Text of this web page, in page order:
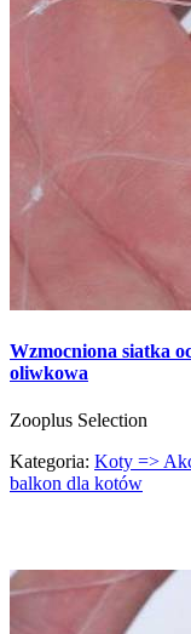
Wzmocniona siatka
oliwkowa
Zooplus Selection
Kategoria: Koty =>
balkon dla kotów